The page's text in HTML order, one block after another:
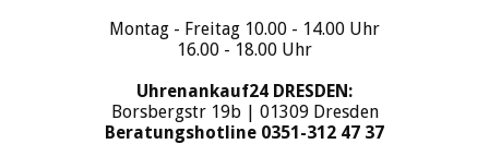
Montag - Freitag 10.00 - 14.00 Uhr
16.00 - 18.00 Uhr
Uhrenankauf24 DRESDEN:
Borsbergstr 19b | 01309 Dresden
Beratungshotline 0351-312 47 37